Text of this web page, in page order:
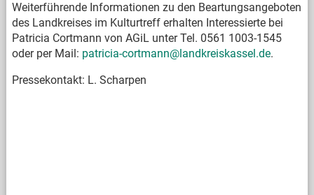
Weiterführende Informationen zu den Beartungsangeboten
des Landkreises im Kulturtreff erhalten Interessierte bei
Patricia Cortmann von AGiL unter Tel. 0561 1003-1545
oder per Mail: patricia-cortmann@landkreiskassel.de.
Pressekontakt: L. Scharpen